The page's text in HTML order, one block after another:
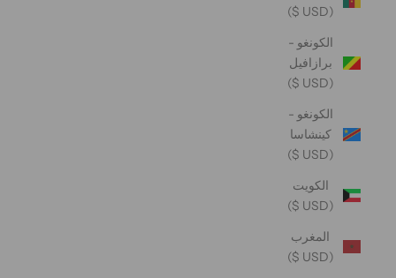
(USD $)
الكونغو -
برازافيل
(USD $)
الكونغو -
كينشاسا
(USD $)
الكويت
(USD $)
المغرب
(USD $)